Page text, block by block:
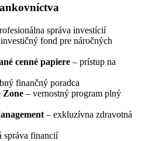
správa investícií
fond pre náročných
cenné papiere – prístup na
finančný poradca
Zone – vernostný program plný
– exkluzívna zdravotná
správa financií